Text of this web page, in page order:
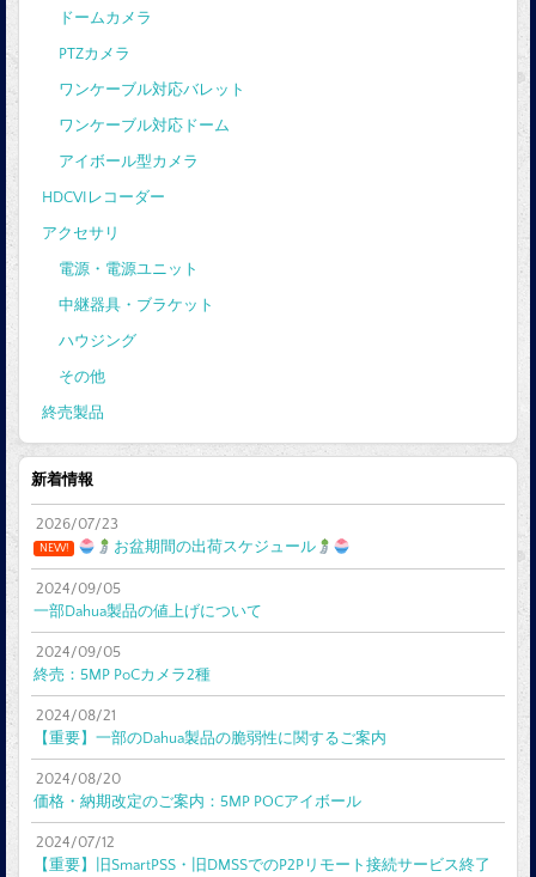
ドームカメラ
PTZカメラ
ワンケーブル対応バレット
ワンケーブル対応ドーム
アイボール型カメラ
HDCVIレコーダー
アクセサリ
電源・電源ユニット
中継器具・ブラケット
ハウジング
その他
終売製品
新着情報
2026/07/23
NEW! お盆期間の出荷スケジュール
2024/09/05
一部Dahua製品の値上げについて
2024/09/05
終売：5MP PoCカメラ2種
2024/08/21
【重要】一部のDahua製品の脆弱性に関するご案内
2024/08/20
価格・納期改定のご案内：5MP POCアイボール
2024/07/12
【重要】旧SmartPSS・旧DMSSでのP2Pリモート接続サービス終了